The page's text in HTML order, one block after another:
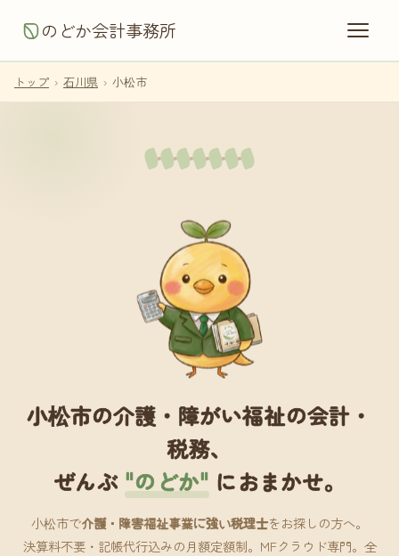
のどか会計事務所
トップ › 石川県 › 小松市
小松市の介護・障がい福祉の会計・
税務、
ぜんぶ "のどか" におまかせ。
小松市で介護・障害福祉事業に強い税理士をお探しの方へ。
決算料不要・記帳代行込みの月額定額制。MFクラウド専門。全